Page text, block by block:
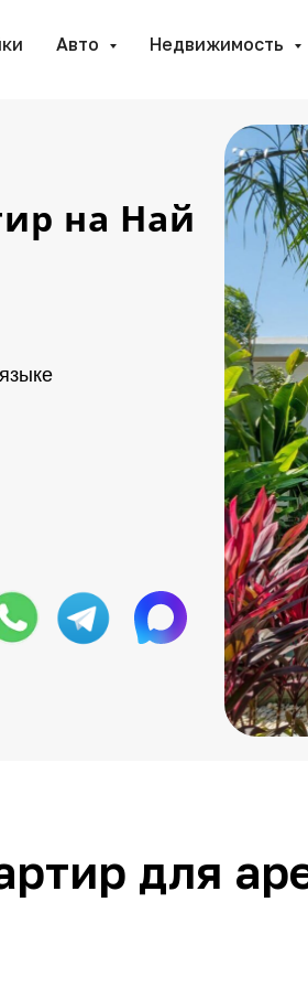
Авто Недвижимость
на Най
для